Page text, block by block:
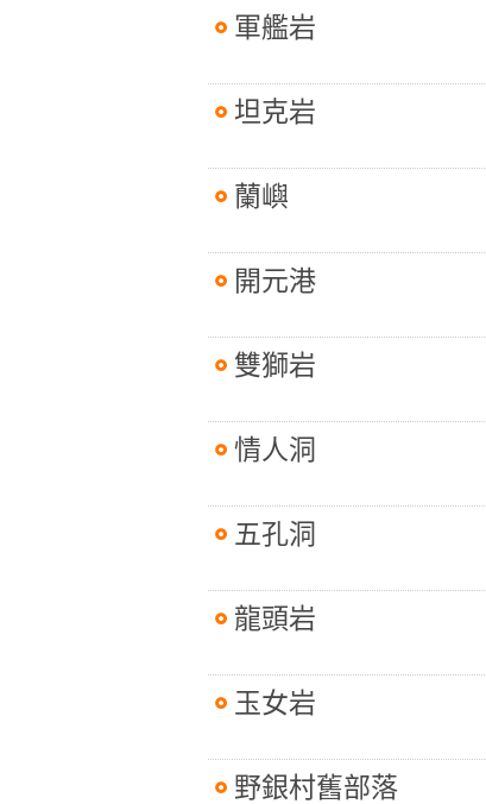
軍艦岩
坦克岩
蘭嶼
開元港
雙獅岩
情人洞
五孔洞
龍頭岩
玉女岩
野銀村舊部落